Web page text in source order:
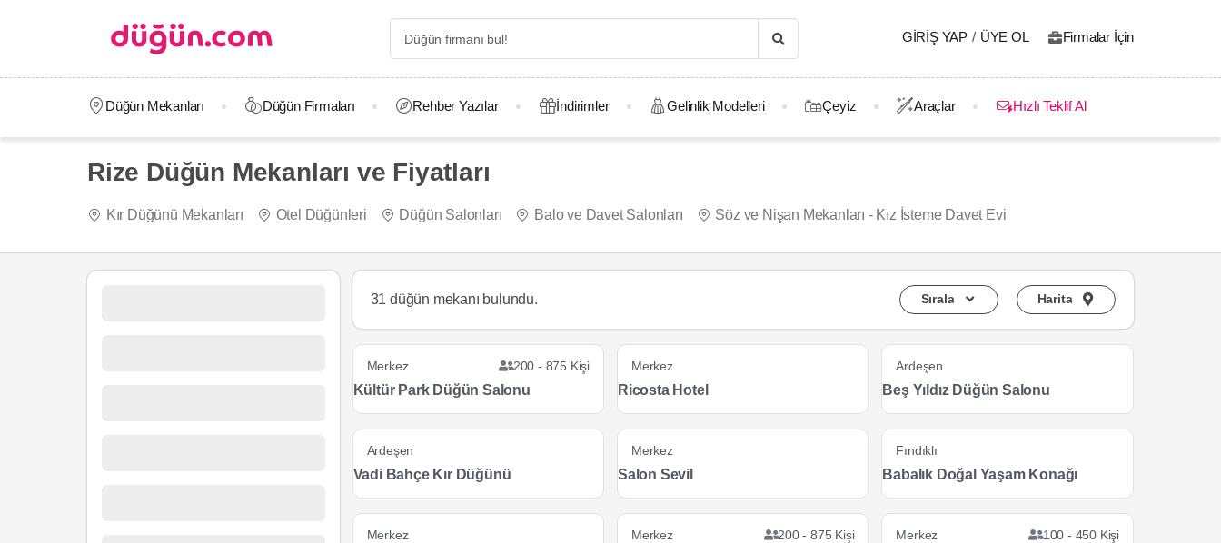
GIRIŞ YAP / ÜYE OL Firmalar İçin
Düğün Mekanları Düğün Firmaları Rehber Yazılar İndirimler Gelinlik Modelleri Çeyiz Araçlar Hızlı Teklif Al
Rize Düğün Mekanları ve Fiyatları
Kır Düğünü Mekanları Otel Düğünleri Düğün Salonları Balo ve Davet Salonları Söz ve Nişan Mekanları - Kız İsteme Davet Evi
31 düğün mekanı bulundu. Sırala Harita
Merkez 200 - 875 Kişi
Kültür Park Düğün Salonu
Merkez
Ricosta Hotel
Ardeşen
Beş Yıldız Düğün Salonu
Ardeşen
Vadi Bahçe Kır Düğünü
Merkez
Salon Sevil
Fındıklı
Babalık Doğal Yaşam Konağı
Merkez Merkez 200 - 875 Kişi Merkez 100 - 450 Kişi